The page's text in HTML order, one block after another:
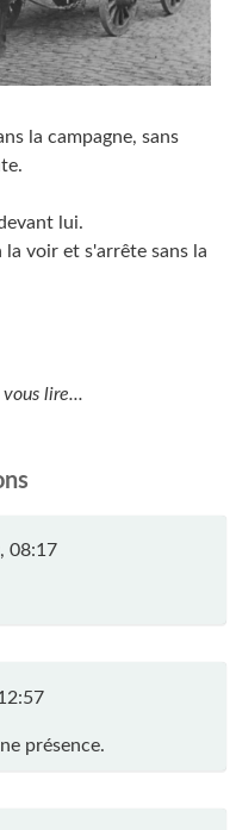
la campagne, sans
lui.
voir et s'arrête sans la
lire...
08:17
présence.